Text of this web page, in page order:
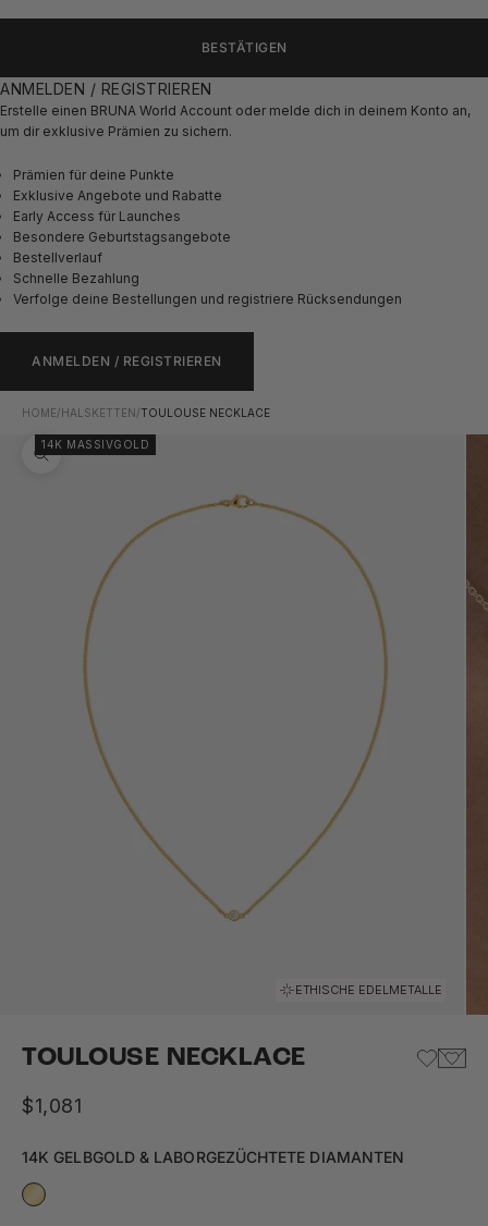
BESTÄTIGEN
ANMELDEN / REGISTRIEREN
Erstelle einen BRUNA World Account oder melde dich in deinem Konto an,
um dir exklusive Prämien zu sichern.
Prämien für deine Punkte
Exklusive Angebote und Rabatte
Early Access für Launches
Besondere Geburtstagsangebote
Bestellverlauf
Schnelle Bezahlung
Verfolge deine Bestellungen und registriere Rücksendungen
ANMELDEN / REGISTRIEREN
HOME/ HALSKETTEN /TOULOUSE NECKLACE
Bild vergrößern
14K MASSIVGOLD
ETHISCHE EDELMETALLE
Gehe zu Element 1
Gehe zu Element 2
Gehe zu Element 3
Gehe zu Element 4
Gehe zu Element 5
Gehe zu Element 6
TOULOUSE NECKLACE
Angebot
$1,081
14K GELBGOLD & LABORGEZÜCHTETE DIAMANTEN